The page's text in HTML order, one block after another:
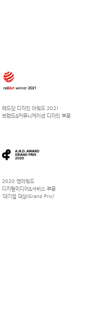
레드닷 디자인 어워드 2021
브랜드&커뮤니케이션 디자인 부문
2020 앤어워드
디지털미디어&서비스 부문
‘대기업 대상(Grand Prix)’